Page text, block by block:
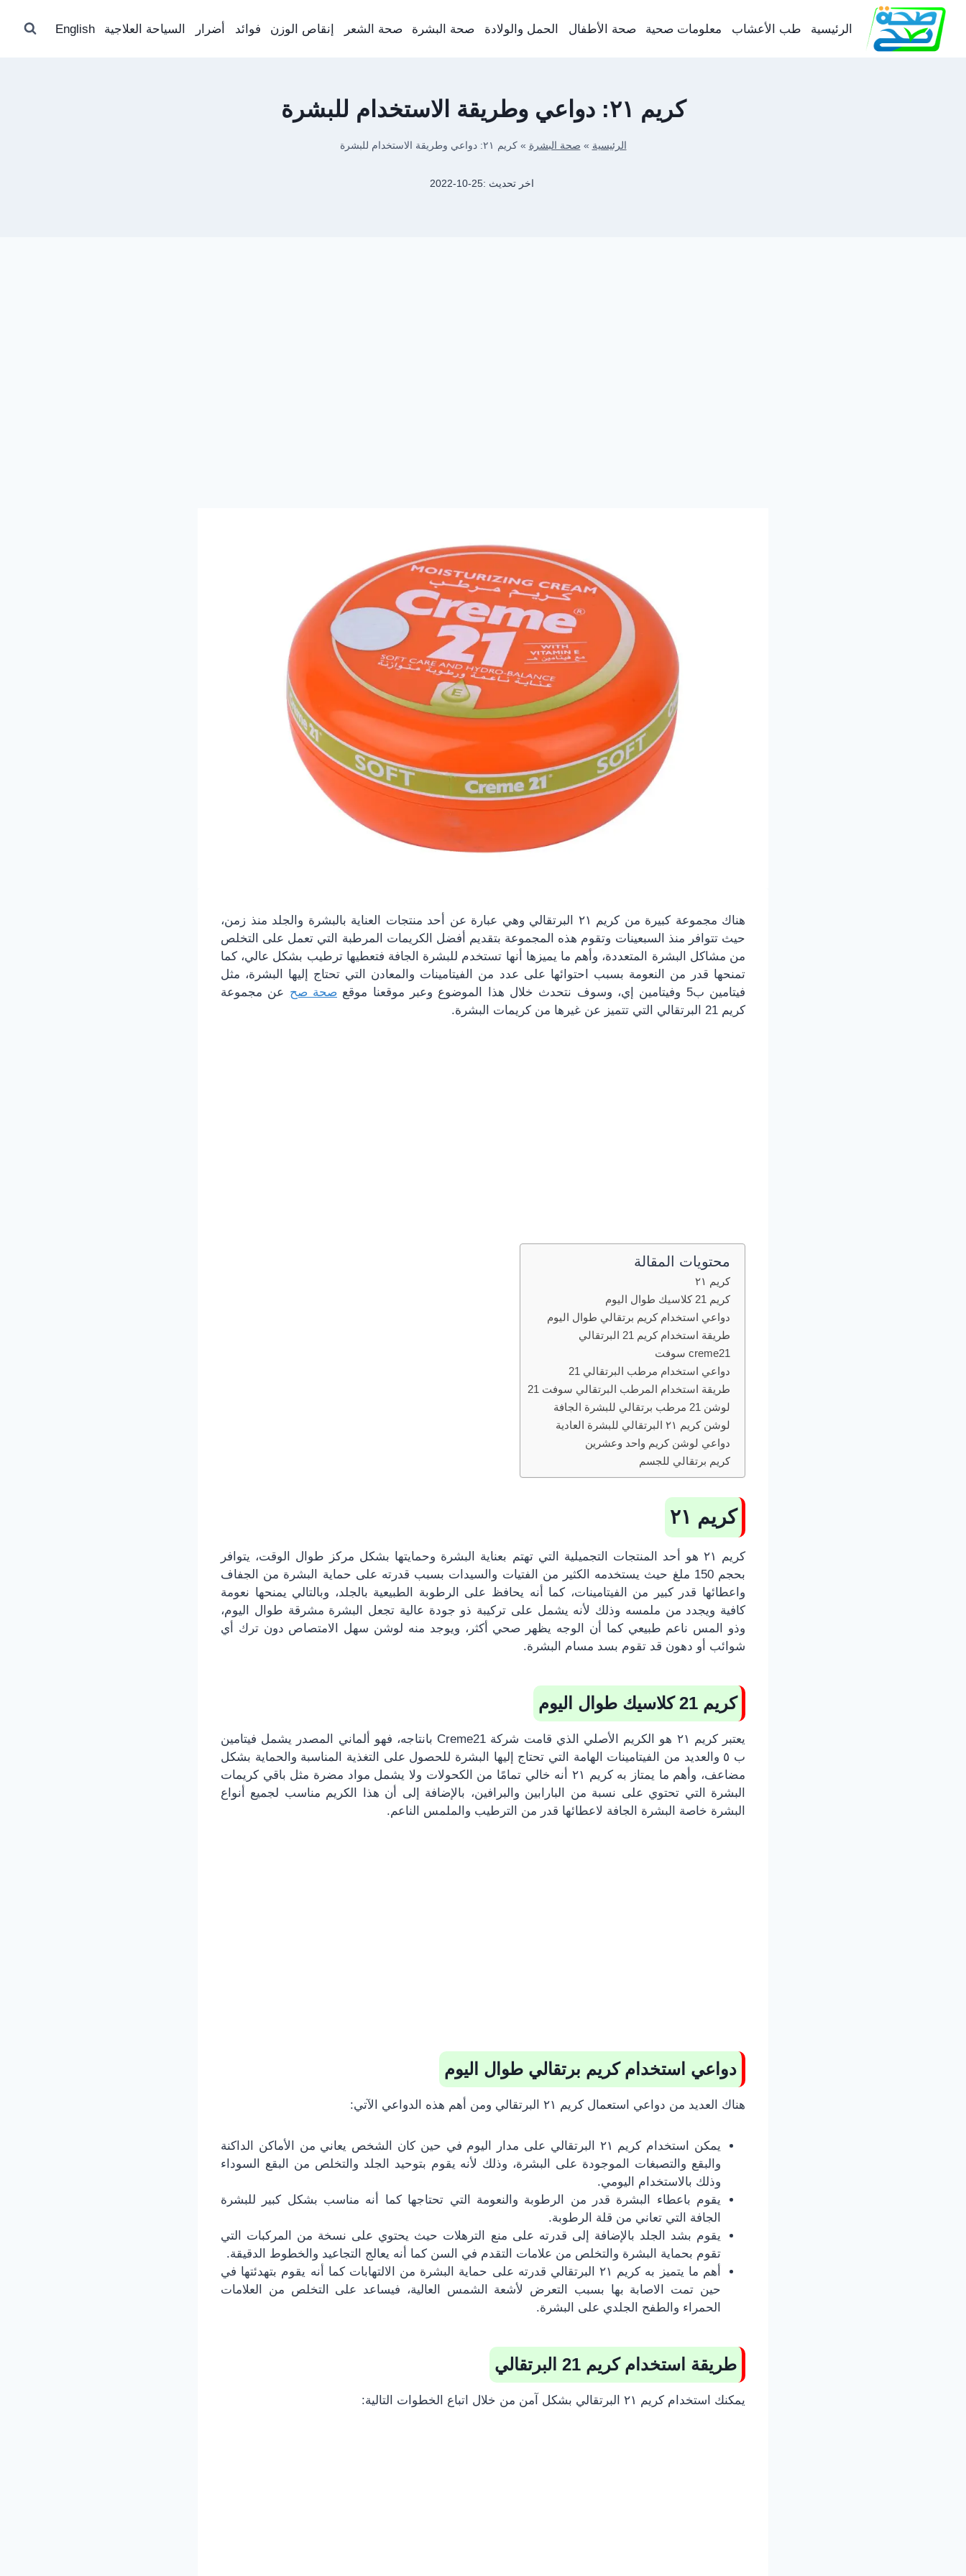
التجاوز
المحتوى
الرئيسية طب الأعشاب معلومات صحية صحة الأطفال الحمل والولادة صحة البشرة صحة الشعر إنقاص الوزن فوائد أضرار السياحة العلاجية English
كريم ٢١: دواعي وطريقة الاستخدام للبشرة
الرئيسية » صحة البشرة »كريم ٢١: دواعي وطريقة الاستخدام للبشرة
اخر تحديث :2022-10-25
هناك مجموعة كبيرة من كريم ٢١ البرتقالي وهي عبارة عن أحد منتجات العناية بالبشرة والجلد منذ زمن،
حيث تتوافر منذ السبعينات وتقوم هذه المجموعة بتقديم أفضل الكريمات المرطبة التي تعمل على التخلص
من مشاكل البشرة المتعددة، وأهم ما يميزها أنها تستخدم للبشرة الجافة فتعطيها ترطيب بشكل عالي، كما
تمنحها قدر من النعومة بسبب احتوائها على عدد من الفيتامينات والمعادن التي تحتاج إليها البشرة، مثل
فيتامين ب5 وفيتامين إي، وسوف نتحدث خلال هذا الموضوع وعبر موقعنا موقع
صحة صح عن مجموعة
كريم 21 البرتقالي التي تتميز عن غيرها من كريمات البشرة.
محتويات المقالة
كريم ٢١
كريم 21 كلاسيك طوال اليوم
دواعي استخدام كريم برتقالي طوال اليوم
طريقة استخدام كريم 21 البرتقالي
creme21 سوفت
دواعي استخدام مرطب البرتقالي 21
طريقة استخدام المرطب البرتقالي سوفت 21
لوشن 21 مرطب برتقالي للبشرة الجافة
لوشن كريم ٢١ البرتقالي للبشرة العادية
دواعي لوشن كريم واحد وعشرين
كريم برتقالي للجسم
كريم ٢١
كريم ٢١ هو أحد المنتجات التجميلية التي تهتم بعناية البشرة وحمايتها بشكل مركز طوال الوقت، يتوافر
بحجم 150 ملغ حيث يستخدمه الكثير من الفتيات والسيدات بسبب قدرته على حماية البشرة من الجفاف
واعطائها قدر كبير من الفيتامينات، كما أنه يحافظ على الرطوبة الطبيعية بالجلد، وبالتالي يمنحها نعومة
كافية ويجدد من ملمسه وذلك لأنه يشمل على تركيبة ذو جودة عالية تجعل البشرة مشرقة طوال اليوم،
وذو المس ناعم طبيعي كما أن الوجه يظهر صحي أكثر، ويوجد منه لوشن سهل الامتصاص دون ترك أي
شوائب أو دهون قد تقوم بسد مسام البشرة.
كريم 21 كلاسيك طوال اليوم
يعتبر كريم ٢١ هو الكريم الأصلي الذي قامت شركة Creme21 بانتاجه، فهو ألماني المصدر يشمل فيتامين
ب ٥ والعديد من الفيتامينات الهامة التي تحتاج إليها البشرة للحصول على التغذية المناسبة والحماية بشكل
مضاعف، وأهم ما يمتاز به كريم ٢١ أنه خالي تمامًا من الكحولات ولا يشمل مواد مضرة مثل باقي كريمات
البشرة التي تحتوي على نسبة من البارابين والبرافين، بالإضافة إلى أن هذا الكريم مناسب لجميع أنواع
البشرة خاصة البشرة الجافة لاعطائها قدر من الترطيب والملمس الناعم.
دواعي استخدام كريم برتقالي طوال اليوم
هناك العديد من دواعي استعمال كريم ٢١ البرتقالي ومن أهم هذه الدواعي الآتي:
يمكن استخدام كريم ٢١ البرتقالي على مدار اليوم في حين كان الشخص يعاني من الأماكن الداكنة
والبقع والتصبغات الموجودة على البشرة، وذلك لأنه يقوم بتوحيد الجلد والتخلص من البقع السوداء
وذلك بالاستخدام اليومي.
يقوم باعطاء البشرة قدر من الرطوبة والنعومة التي تحتاجها كما أنه مناسب بشكل كبير للبشرة
الجافة التي تعاني من قلة الرطوبة.
يقوم بشد الجلد بالإضافة إلى قدرته على منع الترهلات حيث يحتوي على نسخة من المركبات التي
تقوم بحماية البشرة والتخلص من علامات التقدم في السن كما أنه يعالج التجاعيد والخطوط الدقيقة.
أهم ما يتميز به كريم ٢١ البرتقالي قدرته على حماية البشرة من الالتهابات كما أنه يقوم بتهدئتها في
حين تمت الاصابة بها بسبب التعرض لأشعة الشمس العالية، فيساعد على التخلص من العلامات
الحمراء والطفح الجلدي على البشرة.
طريقة استخدام كريم 21 البرتقالي
يمكنك استخدام كريم ٢١ البرتقالي بشكل آمن من خلال اتباع الخطوات التالية: